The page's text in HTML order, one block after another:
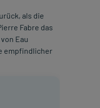
als die
Fabre das
Eau
empfindlicher